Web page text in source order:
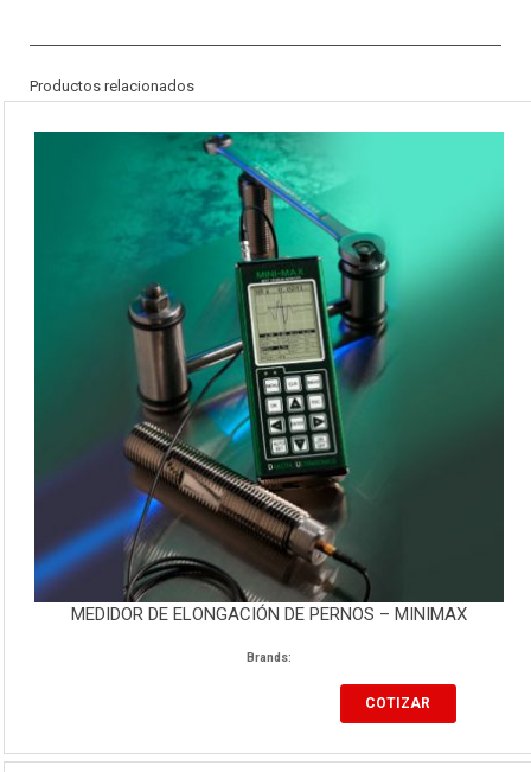
Productos relacionados
MEDIDOR DE ELONGACIÓN DE PERNOS – MINIMAX
Brands:
COTIZAR